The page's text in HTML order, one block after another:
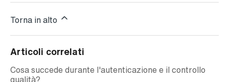
Torna in alto
Articoli correlati
Cosa succede durante l'autenticazione e il controllo
qualità?